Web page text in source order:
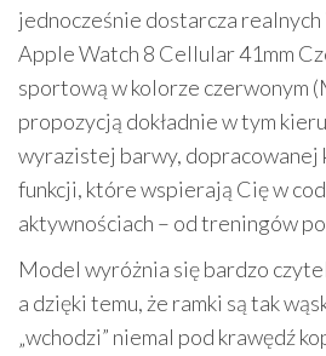
jednocześnie dostarcza
Apple Watch 8 Cellular 41mm
sportową w kolorze czerwonym
propozycją dokładnie w tym
wyrazistej barwy, dopracowanej
funkcji, które wspierają Cię w
aktywnościach – od treningów
Model wyróżnia się bardzo
a dzięki temu, że ramki są tak
„wchodzi” niemal pod krawędź